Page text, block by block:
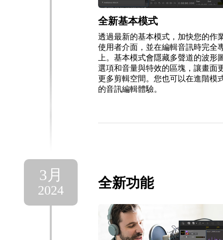
全新基本模式
透過最新的基本模式，加快您的作
使用者介面，並在編輯音訊時完全
上。基本模式會隱藏多聲道的波形
選項和音量與特效的區塊，讓畫面
更多剪輯空間。您也可以在進階模
的音訊編輯體驗。
3月
2024 全新功能